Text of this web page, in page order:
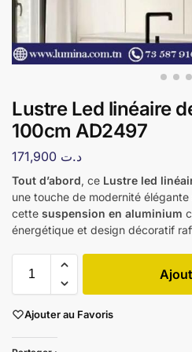
Lustre Led linéaire
100cm AD2497
د.ت
Tout d’abord, ce Lustre led
une touche de modernité élégante
cette suspension en aluminium
énergétique et design décoratif
Ajouter au Favoris